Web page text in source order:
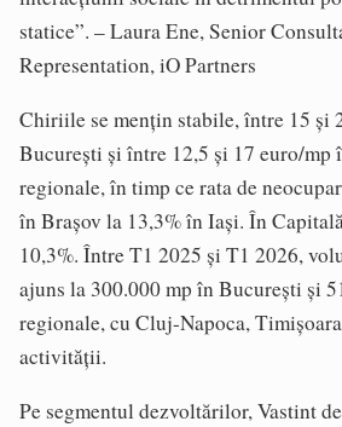
statice”. – Laura Ene, Senior
Representation, iO Partners
Chiriile se mențin stabile, între 15 și
București și între 12,5 și 17 euro/mp
regionale, în timp ce rata de
în Brașov la 13,3% în Iași. În
10,3%. Între T1 2025 și T1 2026,
ajuns la 300.000 mp în București și
regionale, cu Cluj-Napoca,
activității.
Pe segmentul dezvoltărilor, Vastint